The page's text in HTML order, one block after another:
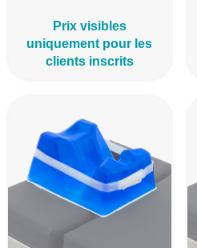
Prix visibles
uniquement pour les
clients inscrits